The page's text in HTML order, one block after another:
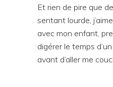
Et rien de pire que
sentant lourde,
avec mon enfant,
digérer le temps
avant d’aller me